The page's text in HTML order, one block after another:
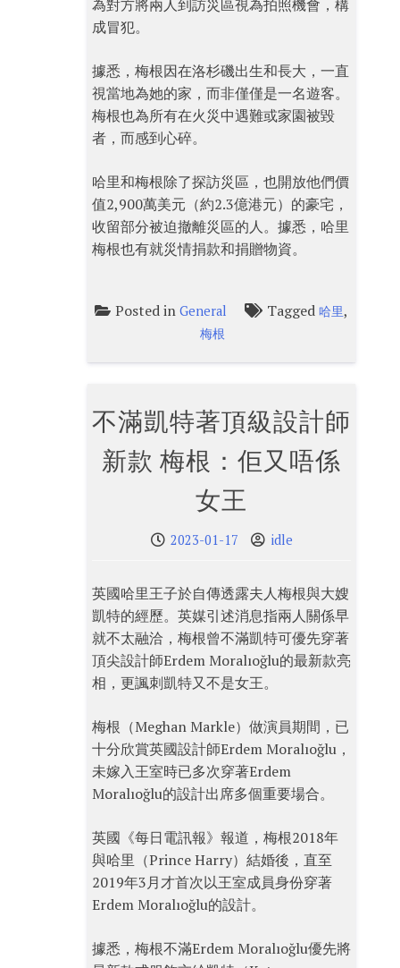
為對方將兩人到訪災區視為拍照機會，構
成冒犯。
據悉，梅根因在洛杉磯出生和長大，一直
視當地為她的家，而非僅僅是一名遊客。
梅根也為所有在火災中遇難或家園被毀
者，而感到心碎。
哈里和梅根除了探訪災區，也開放他們價
值2,900萬美元（約2.3億港元）的豪宅，
收留部分被迫撤離災區的人。據悉，哈里
梅根也有就災情捐款和捐贈物資。
Posted inGeneral Tagged哈里,
梅根
不滿凱特著頂級設計師
新款 梅根：佢又唔係
女王
2023-01-17 idle
英國哈里王子於自傳透露夫人梅根與大嫂
凱特的經歷。英媒引述消息指兩人關係早
就不太融洽，梅根曾不滿凱特可優先穿著
頂尖設計師Erdem Moralıoğlu的最新款亮
相，更諷刺凱特又不是女王。
梅根（Meghan Markle）做演員期間，已
十分欣賞英國設計師Erdem Moralıoğlu，
未嫁入王室時已多次穿著Erdem
Moralıoğlu的設計出席多個重要場合。
英國《每日電訊報》報道，梅根2018年
與哈里（Prince Harry）結婚後，直至
2019年3月才首次以王室成員身份穿著
Erdem Moralıoğlu的設計。
據悉，梅根不滿Erdem Moralıoğlu優先將